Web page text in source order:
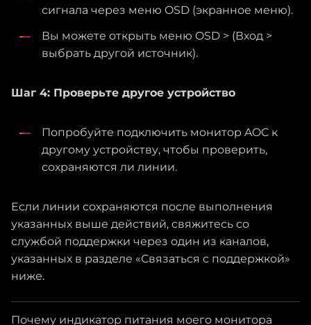
сигнала через меню OSD (экранное меню).
Вы можете открыть меню OSD > (Вход >
выбрать другой источник).
Шаг 4: Проверьте другое устройство
Попробуйте подключить монитор AOC к
другому устройству, чтобы проверить,
сохраняются ли линии.
Если линии сохраняются после выполнения
указанных выше действий, свяжитесь со
службой поддержки через один из каналов,
указанных в разделе «Связаться с поддержкой»
ниже.
Почему индикатор питания моего монитора